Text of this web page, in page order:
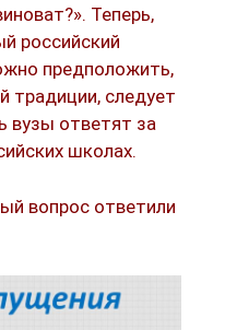
Теперь,
российский
предположить,
традиции, следует
вузы ответят за
школах.
вопрос ответили